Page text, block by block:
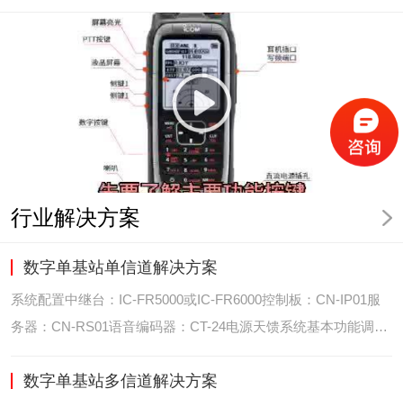
行业解决方案
数字单基站单信道解决方案
系统配置中继台：IC-FR5000或IC-FR6000控制板：CN-IP01服
务器：CN-RS01语音编码器：CT-24电源天馈系统基本功能调度
位/室内定位艾可慕数字电台具备GPS数据上传功能。而GPS定
数字单基站多信道解决方案